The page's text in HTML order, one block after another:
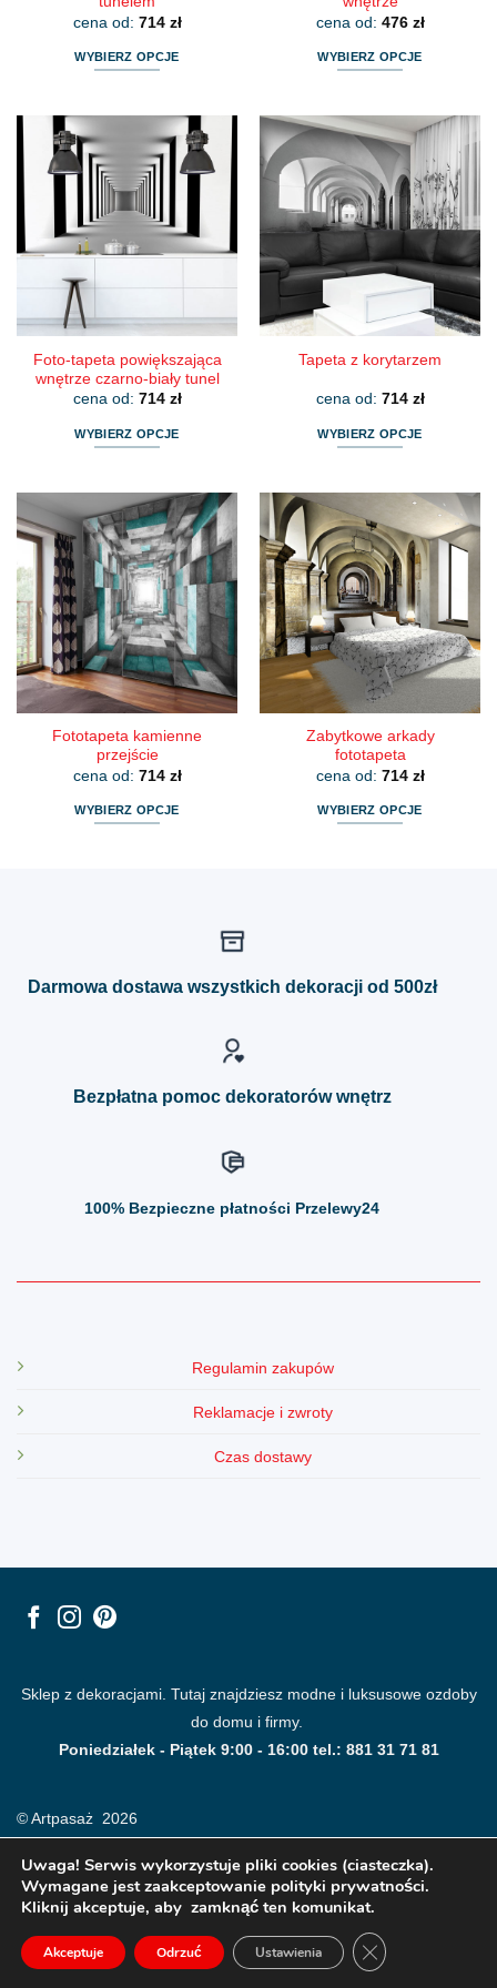
cena od: 714 zł
WYBIERZ OPCJE
wiele
wariantów.
Opcje
można
wybrać
stronie
produktu
cena od: 476 zł
WYBIERZ OPCJE
ma
wiele
wariantów.
Opcje
można
wybrać
na
stronie
produktu
Foto-tapeta powiększająca
wnętrze czarno-biały tunel
cena od: 714 zł
WYBIERZ OPCJE
ma
wiele
wariantów.
Opcje
można
wybrać
na
stronie
produktu
Tapeta z korytarzem
cena od: 714 zł
WYBIERZ OPCJE
wiele
wariantów.
Opcje
można
wybrać
na
stronie
produktu
Fototapeta kamienne
przejście
cena od: 714 zł
WYBIERZ OPCJE
Zabytkowe arkady
fototapeta
cena od: 714 zł
WYBIERZ OPCJE
można
Darmowa dostawa wszystkich dekoracji od 500zł
Bezpłatna pomoc dekoratorów wnętrz
100% Bezpieczne płatności Przelewy24
Regulamin zakupów
Reklamacje i zwroty
Czas dostawy
Sklep z dekoracjami. Tutaj znajdziesz modne i luksusowe ozdoby
do domu i firmy.
Poniedziałek - Piątek 9:00 - 16:00 tel.: 881 31 71 81
© Artpasaż 2026
Modne plakaty, obrazy, fototapety i dekoracje na ściany.
Uwaga! Serwis wykorzystuje pliki cookies (ciasteczka).
Wymagane jest zaakceptowanie polityki prywatności.
Kliknij akceptuje, aby zamknąć ten komunikat.
Akceptuje Odrzuć Ustawienia ZAMKNIJ